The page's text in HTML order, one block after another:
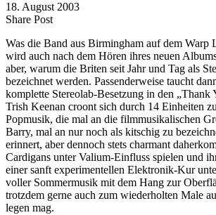
18. August 2003
Share PostShare
Facebook
Copy
to
clipboard
Send
via
eMail
Was die Band aus Birmingham auf dem Warp
wird auch nach dem Hören ihres neuen
aber, warum die Briten seit Jahr und Tag als
bezeichnet werden. Passenderweise taucht
komplette Stereolab-Besetzung in den „Thank
Trish Keenan croont sich durch 14 Einheiten
Popmusik, die mal an die filmmusikalischen
Barry, mal an nur noch als kitschig zu
erinnert, aber dennoch stets charmant
Cardigans unter Valium-Einfluss spielen und
einer sanft experimentellen Elektronik-Kur
voller Sommermusik mit dem Hang zur
trotzdem gerne auch zum wiederholten Male
legen mag.